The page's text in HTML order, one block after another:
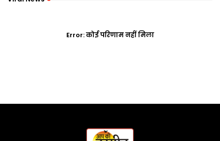
Error:कोई परिणाम नहीं मिला